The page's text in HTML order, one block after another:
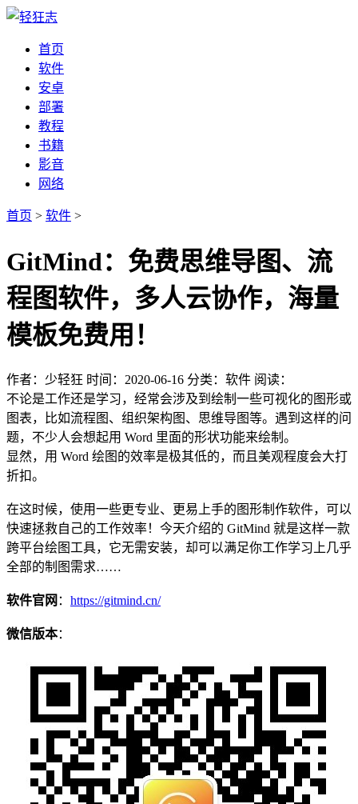
首页
软件
安卓
部署
教程
书籍
影音
网络
首页 > 软件 >
GitMind：免费思维导图、流
程图软件，多人云协作，海量
模板免费用！
作者：少轻狂 时间：2020-06-16 分类：软件 阅读：
不论是工作还是学习，经常会涉及到绘制一些可视化的图形或
图表，比如流程图、组织架构图、思维导图等。遇到这样的问
题，不少人会想起用 Word 里面的形状功能来绘制。
显然，用 Word 绘图的效率是极其低的，而且美观程度会大打
折扣。
在这时候，使用一些更专业、更易上手的图形制作软件，可以
快速拯救自己的工作效率！今天介绍的 GitMind 就是这样一款
跨平台绘图工具，它无需安装，却可以满足你工作学习上几乎
全部的制图需求……
软件官网 ： https://gitmind.cn/
微信版本：